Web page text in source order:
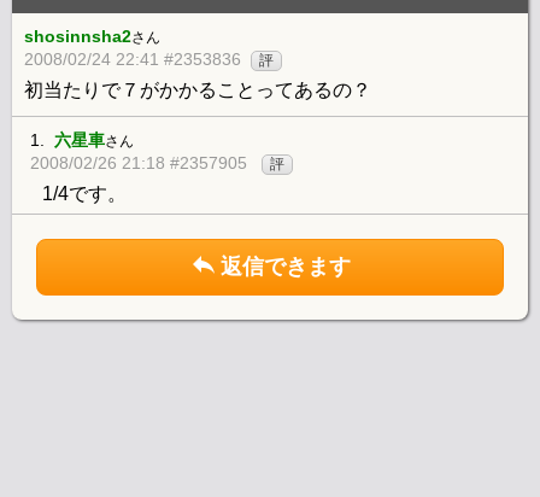
shosinnsha2さん
2008/02/24 22:41 #2353836 評
初当たりで７がかかることってあるの？
1. 六星車さん
2008/02/26 21:18 #2357905 評
1/4です。
返信できます